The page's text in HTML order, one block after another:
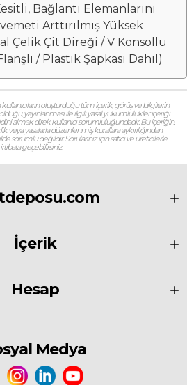
Bağlantı Elemanlarını
Arttırılmış Yüksek
Çelik Çit Direği / V Konsollu
/ Plastik Şapkası Dahil)
oluşturduğu tüm içerik, görüş ve bilgilerin
yayınlanması ile ilgili yasal yükümlülükler içeriği
almak direk kullanıcı sorumluluğundadır. Bu içeriğin,
veya yasalarla düzenlenmiş kurallara aykırılığından
sorumlu değildir. Sorularınız için satıcı ve üreticilerle
irtibata geçebilirsiniz.
İçerik
Hesap
Medya